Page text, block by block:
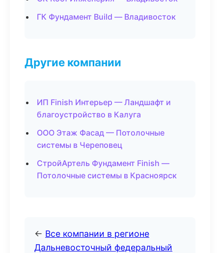
ГК Фундамент Build — Владивосток
Другие компании
ИП Finish Интерьер — Ландшафт и
благоустройство в Калуга
ООО Этаж Фасад — Потолочные
системы в Череповец
СтройАртель Фундамент Finish —
Потолочные системы в Красноярск
← Все компании в регионе
Дальневосточный федеральный